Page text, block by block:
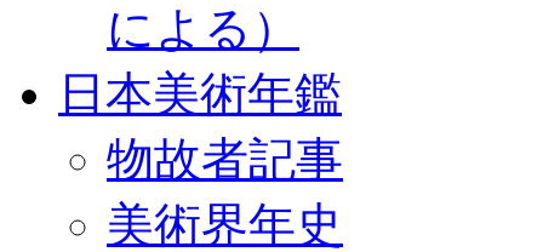
による）
日本美術年鑑
物故者記事
美術界年史